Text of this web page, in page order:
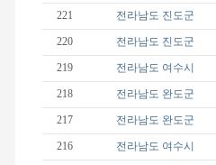
221 전라남도 진도군
220 전라남도 진도군
219 전라남도 여수시
218 전라남도 완도군
217 전라남도 완도군
216 전라남도 여수시